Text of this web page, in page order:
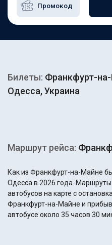
Билеты: Франкфурт-
Одесса, Украина
Маршрут рейса:
Как из Франкфурт-на-Майне
Одесса в 2026 года.
автобусов на карте с
Франкфурт-на-Майне и
автобусе около 35 часов 30